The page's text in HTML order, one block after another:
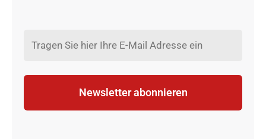
Newsletter abonnieren